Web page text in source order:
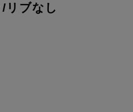
リブなし